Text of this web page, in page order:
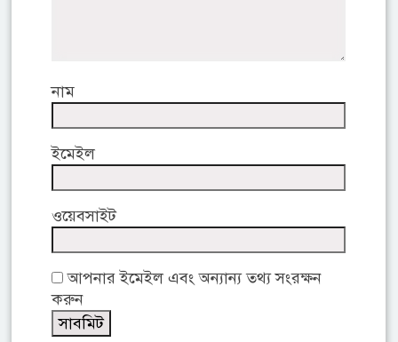
নাম
ইমেইল
ওয়েবসাইট
আপনার ইমেইল এবং অন্যান্য তথ্য সংরক্ষন
করুন